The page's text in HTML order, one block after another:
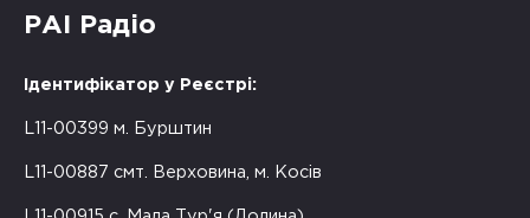
РАІ Радіо
Ідентифікатор у Реєстрі:
L11-00399 м. Бурштин
L11-00887 смт. Верховина, м. Косів